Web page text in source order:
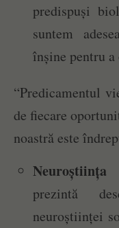
predispuși
suntem
înșine pentru
“Predicamentul
de fiecare
noastră este
Neuroștiința
prezintă
neuroștiinței